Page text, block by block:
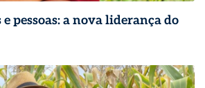
pessoas: a nova liderança do